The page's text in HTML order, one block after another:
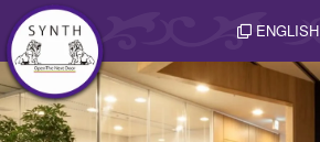
ENGLISH